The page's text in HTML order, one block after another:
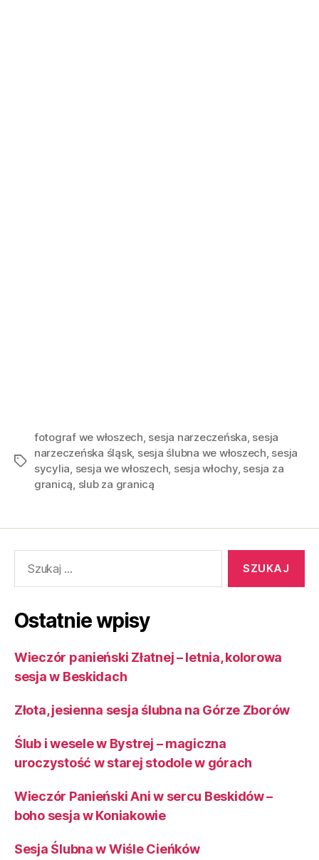
fotograf we włoszech, sesja narzeczeńska, sesja
narzeczeńska śląsk, sesja ślubna we włoszech, sesja
sycylia, sesja we włoszech, sesja włochy, sesja za
granicą, slub za granicą
Ostatnie wpisy
Wieczór panieński Złatnej – letnia, kolorowa
sesja w Beskidach
Złota, jesienna sesja ślubna na Górze Zborów
Ślub i wesele w Bystrej – magiczna
uroczystość w starej stodole w górach
Wieczór Panieński Ani w sercu Beskidów –
boho sesja w Koniakowie
Sesja Ślubna w Wiśle Cieńków